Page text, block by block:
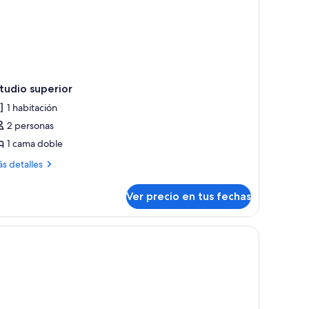
superior
1 habitación
2 personas
1 cama doble
detalles
Ver precio en tus fechas